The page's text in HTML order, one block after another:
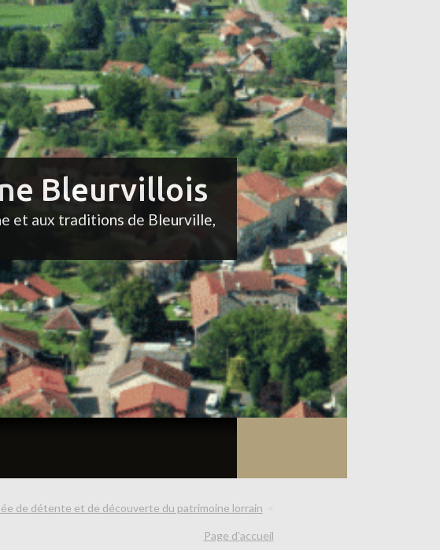
Bleurvillois
et aux traditions de Bleurville,
de détente et de découverte du patrimoine lorrain
Page d'accueil